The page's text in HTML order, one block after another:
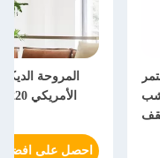
المروحة
احصل على افضل